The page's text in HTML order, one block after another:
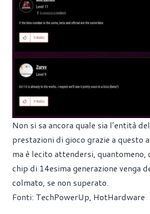
Non si sa ancora quale sia l’entità
prestazioni di gioco grazie a questo
ma è lecito attendersi, quantomeno,
chip di 14esima generazione venga
colmato, se non superato.
Fonti: TechPowerUp, HotHardware